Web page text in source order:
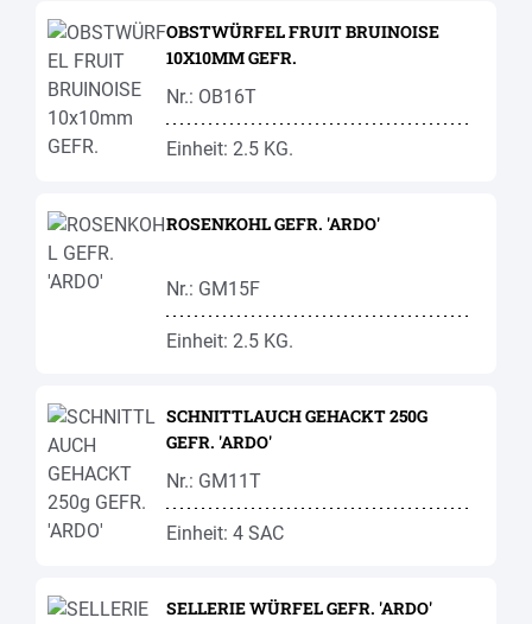
OBSTWÜRFEL FRUIT BRUINOISE
10X10MM GEFR.
Nr.: OB16T
Einheit: 2.5 KG.
ROSENKOHL GEFR. 'ARDO'
Nr.: GM15F
Einheit: 2.5 KG.
SCHNITTLAUCH GEHACKT 250G
GEFR. 'ARDO'
Nr.: GM11T
Einheit: 4 SAC
SELLERIE WÜRFEL GEFR. 'ARDO'